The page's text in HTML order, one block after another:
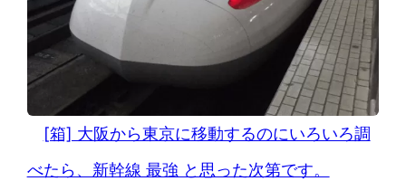
[箱] 大阪から東京に移動するのにいろいろ調
べたら、新幹線 最強 と思った次第です。